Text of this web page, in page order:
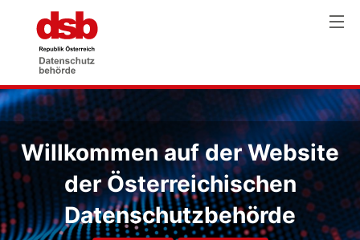
Willkommen auf der Website
der Österreichischen
Datenschutzbehörde